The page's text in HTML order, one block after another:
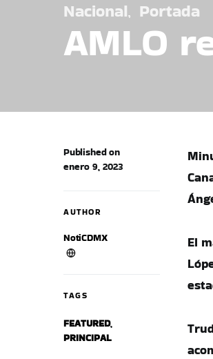
Nacional Portada
AMLO
Published on
enero 9, 2023
AUTHOR
NotiCDMX
TAGS
FEATURED,
PRINCIPAL
El